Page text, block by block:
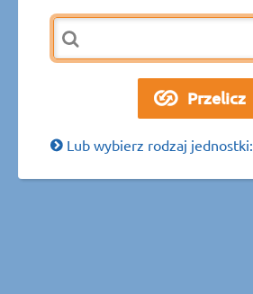
Lub wybierz rodzaj jednostki: